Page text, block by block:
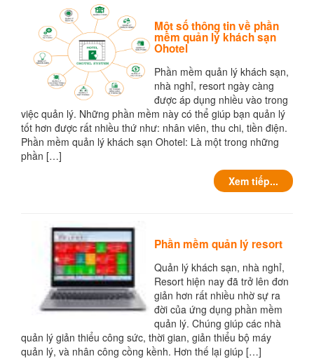
Một số thông tin về phần
mềm quản lý khách sạn
Ohotel
Phần mềm quản lý khách sạn,
nhà nghỉ, resort ngày càng
được áp dụng nhiều vào trong
việc quản lý. Những phần mềm này có thể giúp bạn quản lý
tốt hơn được rất nhiều thứ như: nhân viên, thu chi, tiền điện.
Phần mềm quản lý khách sạn Ohotel: Là một trong những
phần […]
Xem tiếp...
Phần mềm quản lý resort
Quản lý khách sạn, nhà nghỉ,
Resort hiện nay đã trở lên đơn
giản hơn rất nhiều nhờ sự ra
đời của ứng dụng phần mềm
quản lý. Chúng giúp các nhà
quản lý giản thiểu công sức, thời gian, giản thiểu bộ máy
quản lý, và nhân công cồng kềnh. Hơn thế lại giúp […]